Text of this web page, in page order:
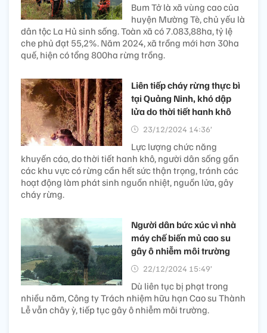
Bum Tở là xã vùng cao của
huyện Mường Tè, chủ yếu là
dân tộc La Hủ sinh sống. Toàn xã có 7.083,88ha, tỷ lệ
che phủ đạt 55,2%. Năm 2024, xã trồng mới hơn 30ha
quế, hiện có tổng 800ha rừng trồng.
Liên tiếp cháy rừng thực bì
tại Quảng Ninh, khó dập
lửa do thời tiết hanh khô
23/12/2024 14:36’
Lực lượng chức năng
khuyến cáo, do thời tiết hanh khô, người dân sống gần
các khu vực có rừng cần hết sức thận trọng, tránh các
hoạt động làm phát sinh nguồn nhiệt, nguồn lửa, gây
cháy rừng.
Người dân bức xúc vì nhà
máy chế biến mủ cao su
gây ô nhiễm môi trường
22/12/2024 15:49’
Dù liên tục bị phạt trong
nhiều năm, Công ty Trách nhiệm hữu hạn Cao su Thành
Lễ vẫn chây ỳ, tiếp tục gây ô nhiễm môi trường.